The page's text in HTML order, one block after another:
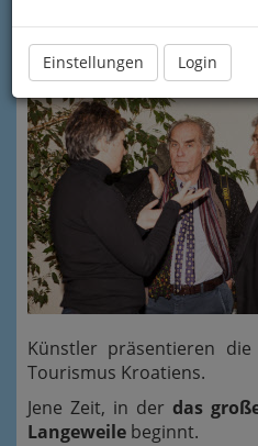
Einstellungen Login
Tourismusder kroatischen
Künstler präsentieren die
Tourismus Kroatiens.
Jene Zeit, in der das
Langeweile beginnt.